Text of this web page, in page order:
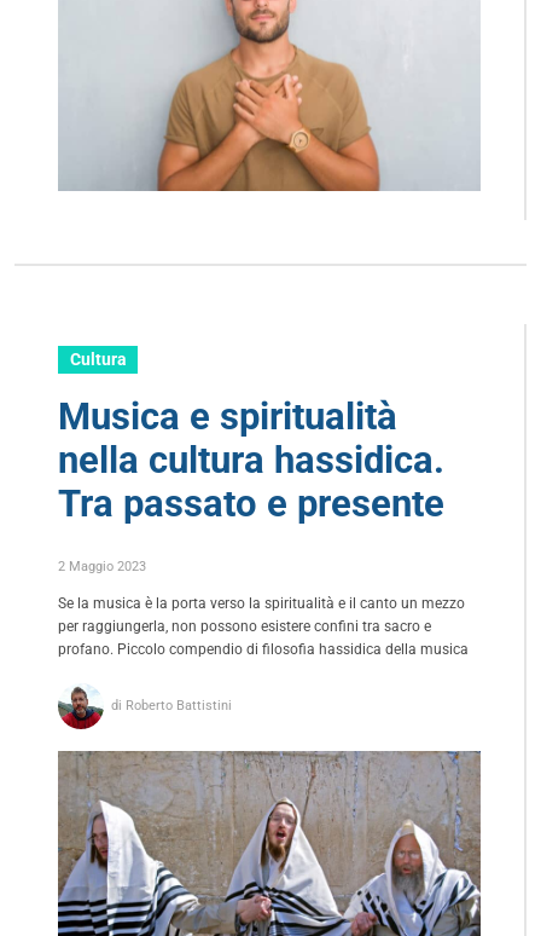
Cultura
Musica e spiritualità
nella cultura hassidica.
Tra passato e presente
2 Maggio 2023
Se la musica è la porta verso la spiritualità e il canto un mezzo
per raggiungerla, non possono esistere confini tra sacro e
profano. Piccolo compendio di filosofia hassidica della musica
di Roberto Battistini